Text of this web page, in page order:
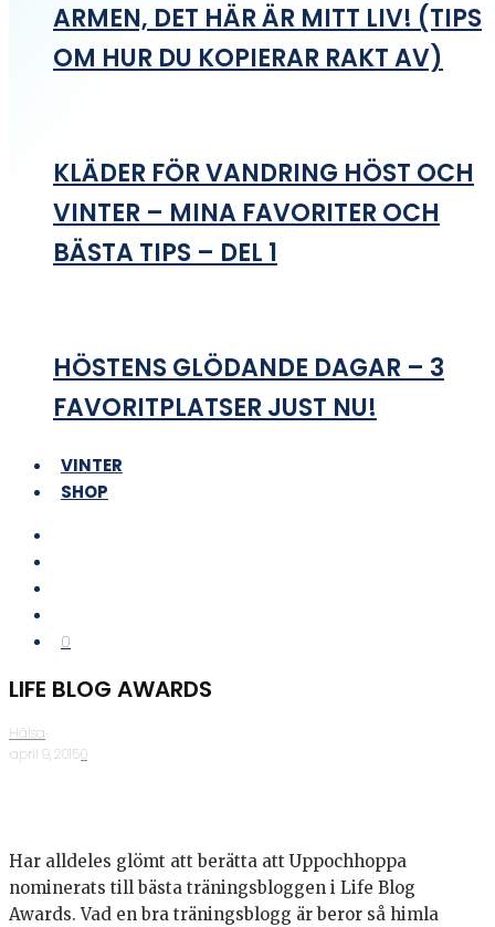
ARMEN, DET HÄR ÄR MITT LIV! (TIPS
OM HUR DU KOPIERAR RAKT AV)
KLÄDER FÖR VANDRING HÖST OCH
VINTER – MINA FAVORITER OCH
BÄSTA TIPS – DEL 1
HÖSTENS GLÖDANDE DAGAR – 3
FAVORITPLATSER JUST NU!
VINTER
SHOP
0
LIFE BLOG AWARDS
Hälsa
·april 9, 2015·0
Har alldeles glömt att berätta att Uppochhoppa
nominerats till bästa träningsbloggen i Life Blog
Awards. Vad en bra träningsblogg är beror så himla